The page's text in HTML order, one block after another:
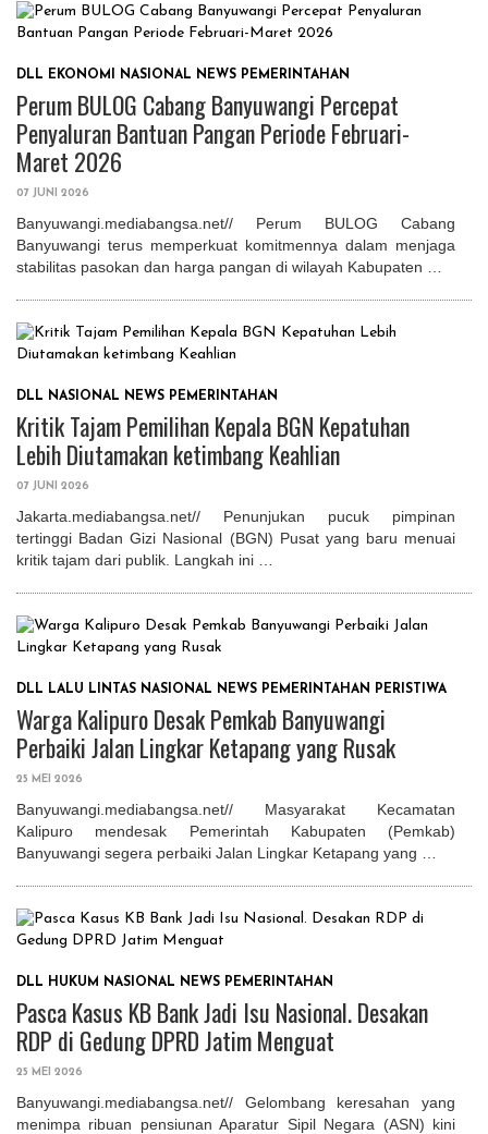
DLL EKONOMI NASIONAL NEWS PEMERINTAHAN
Perum BULOG Cabang Banyuwangi Percepat
Penyaluran Bantuan Pangan Periode Februari-
Maret 2026
07 JUNI 2026
Banyuwangi.mediabangsa.net// Perum BULOG Cabang
Banyuwangi terus memperkuat komitmennya dalam menjaga
stabilitas pasokan dan harga pangan di wilayah Kabupaten …
DLL NASIONAL NEWS PEMERINTAHAN
Kritik Tajam Pemilihan Kepala BGN Kepatuhan
Lebih Diutamakan ketimbang Keahlian
07 JUNI 2026
Jakarta.mediabangsa.net// Penunjukan pucuk pimpinan
tertinggi Badan Gizi Nasional (BGN) Pusat yang baru menuai
kritik tajam dari publik. Langkah ini …
DLL LALU LINTAS NASIONAL NEWS PEMERINTAHAN PERISTIWA
Warga Kalipuro Desak Pemkab Banyuwangi
Perbaiki Jalan Lingkar Ketapang yang Rusak
25 MEI 2026
Banyuwangi.mediabangsa.net// Masyarakat Kecamatan
Kalipuro mendesak Pemerintah Kabupaten (Pemkab)
Banyuwangi segera perbaiki Jalan Lingkar Ketapang yang …
DLL HUKUM NASIONAL NEWS PEMERINTAHAN
Pasca Kasus KB Bank Jadi Isu Nasional. Desakan
RDP di Gedung DPRD Jatim Menguat
25 MEI 2026
Banyuwangi.mediabangsa.net// Gelombang keresahan yang
menimpa ribuan pensiunan Aparatur Sipil Negara (ASN) kini